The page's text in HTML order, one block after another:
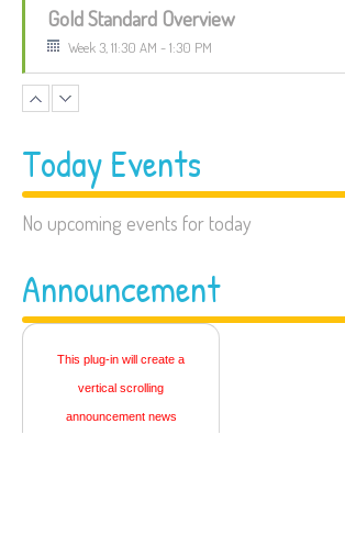
Gold Standard Overview
Week 3, 11:30 AM - 1:30 PM
Body Building
Open Gym
Friday, 7:00 AM - 9:00 AM
Today Events
No upcoming events for today
Announcement
This plug-in will create a
vertical scrolling
announcement news